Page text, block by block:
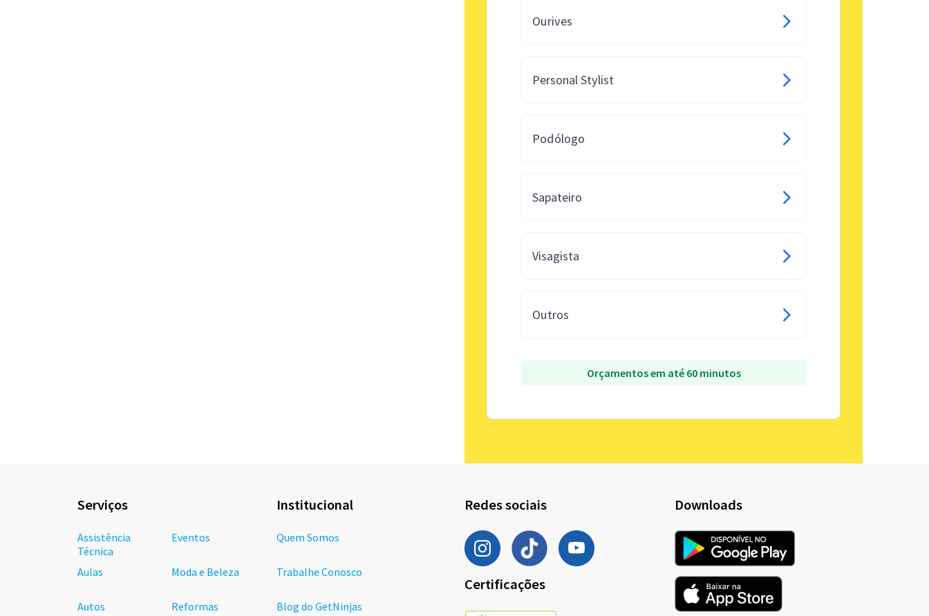
Ourives
Personal Stylist
Podólogo
Sapateiro
Visagista
Outros
Orçamentos em até 60 minutos
Serviços
Assistência
Técnica
Aulas
Autos
Eventos
Moda e Beleza
Reformas
Institucional
Quem Somos
Trabalhe Conosco
Blog do GetNinjas
Redes sociais
Certificações
Downloads